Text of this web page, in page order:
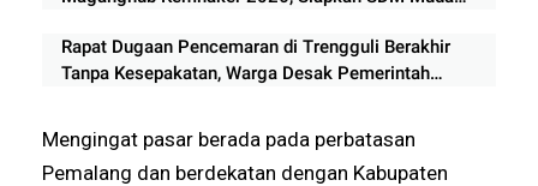
Rapat Dugaan Pencemaran di Trengguli Berakhir
Tanpa Kesepakatan, Warga Desak Pemerintah
Mengingat pasar berada pada perbatasan
Pemalang dan berdekatan dengan Kabupaten